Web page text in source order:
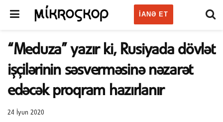
IANƏ ET
“Meduza” yazır ki, Rusiyada dövlət
işçilərinin səsverməsinə nəzarət
edəcək proqram hazırlanır
24 İyun 2020